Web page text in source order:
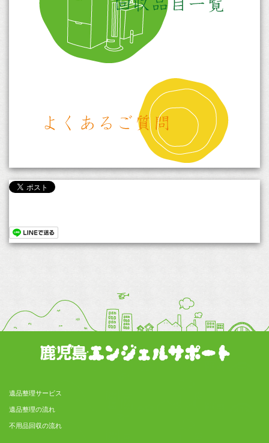
遺品整理サービス
遺品整理の流れ
不用品回収の流れ